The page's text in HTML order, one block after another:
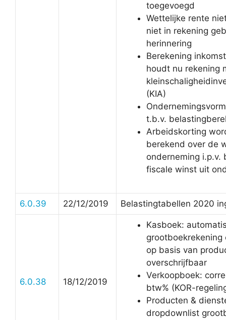
toegevoegd
Wettelijke rente
niet in rekening
herinnering
Berekening
houdt nu rekening
(KIA)
t.b.v.
Arbeidskorting
berekend over de
onderneming i.p.v.
fiscale winst uit
6.0.39 22/12/2019 Belastingtabellen 2020
6.0.38 18/12/2019
Kasboek:
op basis van
overschrijfbaar
Verkoopboek:
btw% (KOR-
Producten &
dropdownlist